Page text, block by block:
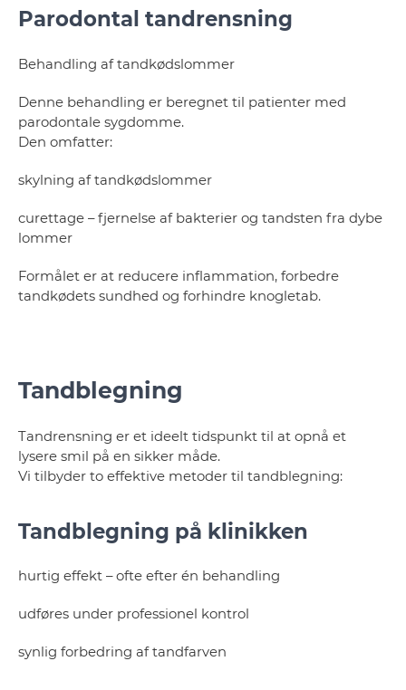
Parodontal tandrensning
Behandling af tandkødslommer
Denne behandling er beregnet til patienter med
parodontale sygdomme.
Den omfatter:
skylning af tandkødslommer
curettage – fjernelse af bakterier og tandsten fra dybe
lommer
Formålet er at reducere inflammation, forbedre
tandkødets sundhed og forhindre knogletab.
Tandblegning
Tandrensning er et ideelt tidspunkt til at opnå et
lysere smil på en sikker måde.
Vi tilbyder to effektive metoder til tandblegning:
Tandblegning på klinikken
hurtig effekt – ofte efter én behandling
udføres under professionel kontrol
synlig forbedring af tandfarven